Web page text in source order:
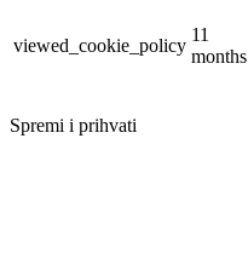
viewed_cookie_policy
11
months
Spremi i prihvati